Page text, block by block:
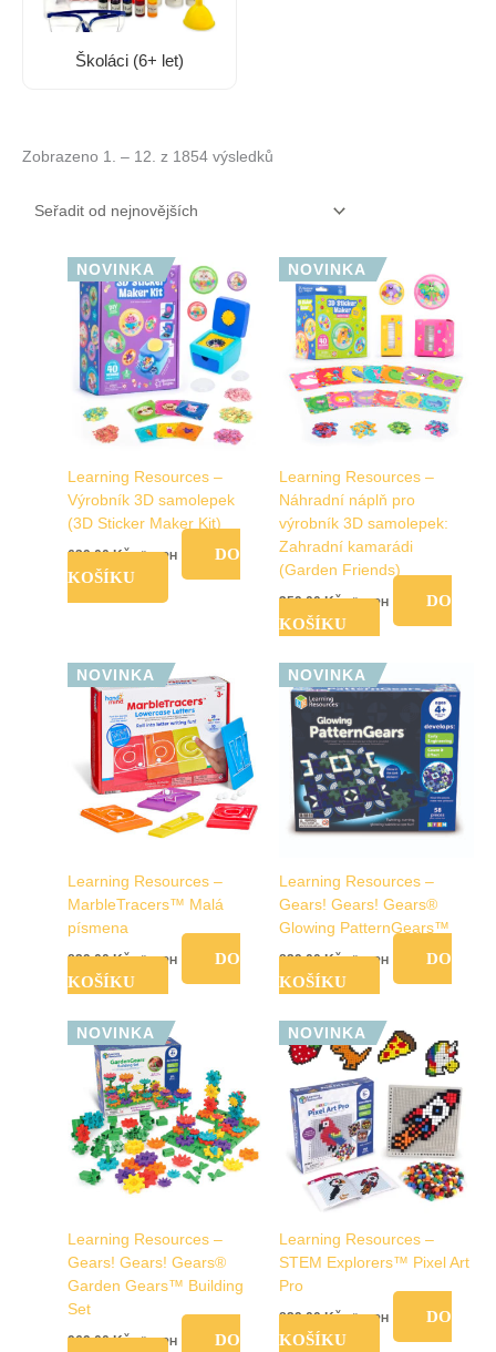
Školáci (6+ let)
Zobrazeno 1. – 12. z 1854 výsledků
NOVINKA
Learning Resources –
Výrobník 3D samolepek
(3D Sticker Maker Kit)
639,00Kč vč. DPH
DO
KOŠÍKU
NOVINKA
Learning Resources –
Náhradní náplň pro
výrobník 3D samolepek:
Zahradní kamarádi
(Garden Friends)
359,00Kč vč. DPH
DO
KOŠÍKU
NOVINKA
Learning Resources –
MarbleTracers™ Malá
písmena
829,00Kč vč. DPH
DO
KOŠÍKU
NOVINKA
Learning Resources –
Gears! Gears! Gears®
Glowing PatternGears™
829,00Kč vč. DPH
DO
KOŠÍKU
NOVINKA
Learning Resources –
Gears! Gears! Gears®
Garden Gears™ Building
Set
969,00Kč vč. DPH DO
NOVINKA
Learning Resources –
STEM Explorers™ Pixel Art
Pro
829,00Kč vč. DPH
DO
KOŠÍKU